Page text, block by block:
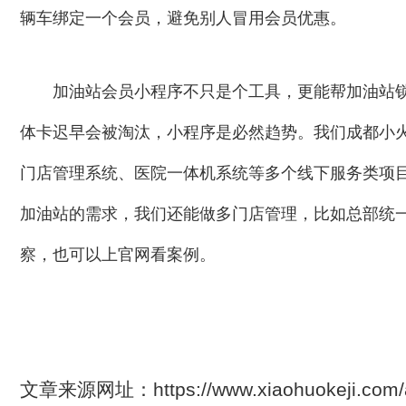
辆车绑定一个会员，避免别人冒用会员优惠。
加油站会员小程序不只是个工具，更能帮加油
体卡迟早会被淘汰，小程序是必然趋势。我们成都
门店管理系统、医院一体机系统等多个线下服务类
加油站的需求，我们还能做多门店管理，比如总部
察，也可以上官网看案例。
文章来源网址：https://